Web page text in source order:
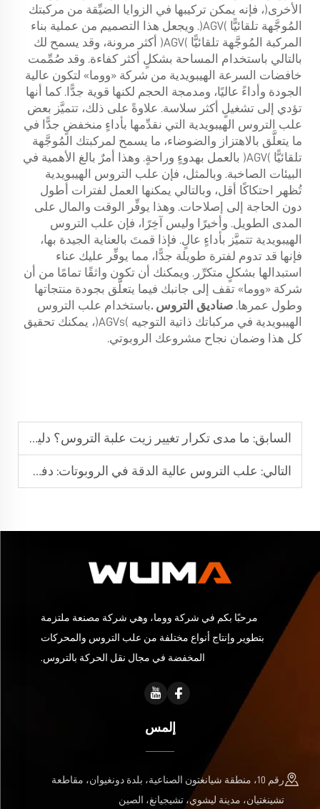
الأخرى)، فإنه يمكن تركيبها في الزوايا الضيِّقة من مركبتك
المُوجَّهة تلقائيًّا (AGV). ويجعل هذا التصميم من عملية بناء
المركبة المُوجَّهة تلقائيًّا (AGV) أكثر مرونة، وقد يسمح لك
بالتالي باستخدام المساحة بشكلٍ أكثر كفاءة. وقد صُمِّمت
خافضات السرعة الهيبويدية من شركة «ووما» لتكون عالية
الجودة وأداءً عاليًا، ومدمجة الحجم لكنها قوية جدًّا. كما أنها
تؤدي إلى تشغيلٍ أكثر سلاسة. علاوةً على ذلك، تتميَّز بعض
علب التروس الهيبويدية التي نقدِّمها بأداءٍ منخفضٍ جدًّا في
ما يتعلَّق بالاهتزاز والضوضاء، ما يسمح لمركبتك المُوجَّهة
تلقائيًّا (AGV) بالعمل بهدوءٍ وراحةٍ. وهذا أمرٌ بالغ الأهمية في
البيئات الصاخبة. وبالمثل، فإن علب التروس الهيبويدية
تُظهر احتكاكًا أقل، وبالتالي يمكنها العمل لفترات أطول
دون الحاجة إلى إصلاحات. وهذا يوفِّر الوقت والمال على
المدى الطويل. وأخيرًا وليس آخِرًا، فإن علب التروس
الهيبويدية تتميَّز بأداءٍ عالٍ. فإذا قمتَ بالعناية الجيدة بها،
فإنها قد تدوم لفترة طويلة جدًّا، مما يوفِّر عليك عناء
استبدالها بشكلٍ متكرِّر. ويمكنك أن تكون واثقًا تمامًا من أن
شركة «ووما» تقف إلى جانبك فيما يتعلَّق بجودة منتجاتها
وطول عمرها. صناديق التروس .باستخدام علب التروس
الهيبويدية في مركباتك ذاتية التوجيه (AGVs)، يمكنك تحقيق
كل هذا وضمان نجاح مشروعك الروبوتي.
السابق: ما مدى تكرار تغيير زيت علبة التروس؟ دليل شامل
التالي: علب التروس عالية الدقة في الروبوتات: دفع مستقبل الأتمتة
مرحبًا بكم في شركة ووما، وهي شركة مصنعة ملتزمة
بتطوير وإنتاج أنواع مختلفة من علب التروس والمحركات
المخفضة في مجال نقل الحركة بالتروس.
إلمس
رقم 10، منطقة شيانغتون الصناعية، بلدة دونغيوان، مقاطعة
تشينغتيان، مدينة ليشوي، تشيجيانغ، الصين